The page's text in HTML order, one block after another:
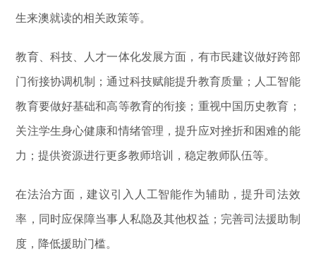
生来澳就读的相关政策等。
教育、科技、人才一体化发展方面，有市民建议做好跨部
门衔接协调机制；通过科技赋能提升教育质量；人工智能
教育要做好基础和高等教育的衔接；重视中国历史教育；
关注学生身心健康和情绪管理，提升应对挫折和困难的能
力；提供资源进行更多教师培训，稳定教师队伍等。
在法治方面，建议引入人工智能作为辅助，提升司法效
率，同时应保障当事人私隐及其他权益；完善司法援助制
度，降低援助门槛。